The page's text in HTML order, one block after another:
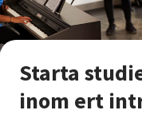
Starta
inom ert